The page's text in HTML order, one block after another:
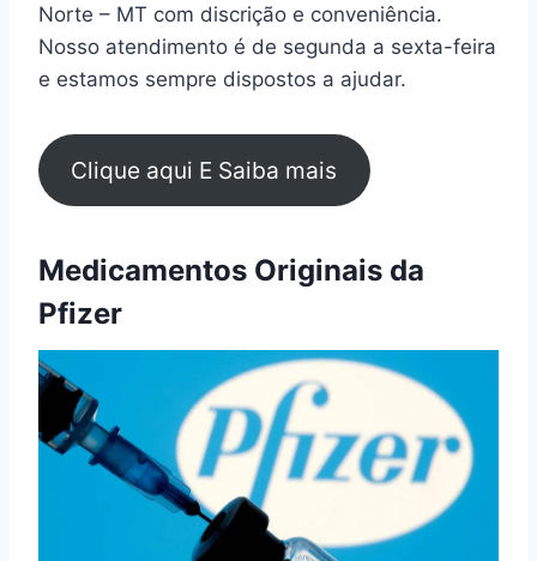
Norte – MT com discrição e conveniência.
Nosso atendimento é de segunda a sexta-feira
e estamos sempre dispostos a ajudar.
Clique aqui E Saiba mais
Medicamentos Originais da
Pfizer